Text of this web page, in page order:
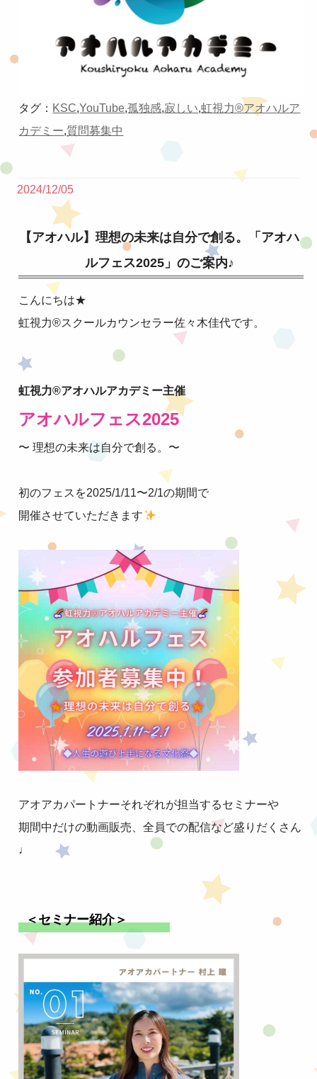
タグ： KSC,YouTube,孤独感,寂しい,虹視力®︎アオハルア
カデミー,質問募集中
2024/12/05
【アオハル】理想の未来は自分で創る。「アオハ
ルフェス2025」のご案内♪
こんにちは★
虹視力®︎スクールカウンセラー佐々木佳代です。
虹視力®︎アオハルアカデミー主催
アオハルフェス2025
〜 理想の未来は自分で創る。〜
初のフェスを2025/1/11〜2/1の期間で
開催させていただきます
アオアカパートナーそれぞれが担当するセミナーや
期間中だけの動画販売、全員での配信など盛りだくさん
♩
＜セミナー紹介＞